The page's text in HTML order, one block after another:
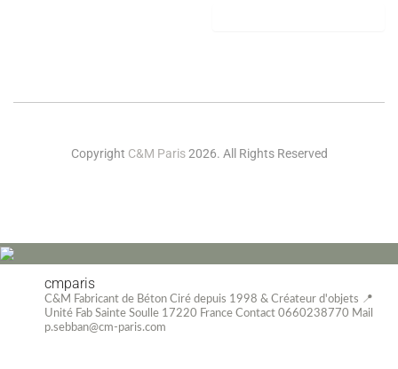
Copyright C&M Paris2026. All Rights Reserved
cmparis
C&M Fabricant de Béton Ciré depuis 1998 & Créateur d'objets 📍
Unité Fab Sainte Soulle 17220 France Contact 0660238770 Mail
p.sebban@cm-paris.com